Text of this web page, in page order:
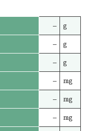
– g
– g
– g
– mg
– mg
– mg